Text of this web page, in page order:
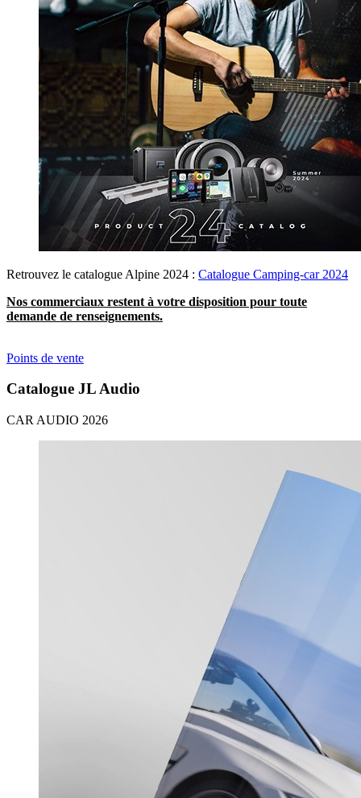
Retrouvez le catalogue Alpine 2024 : Catalogue Camping-car 2024
Nos commerciaux restent à votre disposition pour toute
demande de renseignements.
Points de vente
Catalogue JL Audio
CAR AUDIO 2026